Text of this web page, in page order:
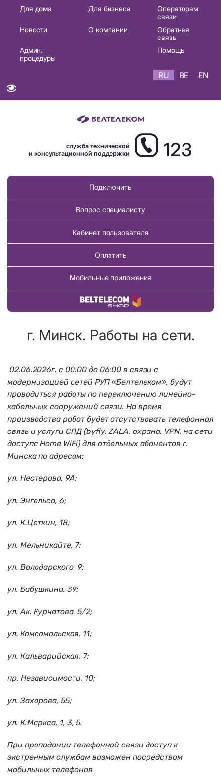
Основная
навигация
Для дома Для бизнеса
Операторам
связи
Новости
О компании
Обратная
связь
Админ.
процедуры
Помощь
RU BE EN
служба технической
и консультационной поддержки
123
Подключить
Вопрос специалисту
Кабинет пользователя
Оплатить
Мобильные приложения
Купить товар
г. Минск. Работы на сети.
02.06.2026г. с 00:00 до 06:00 в связи с
модернизацией сетей РУП «Белтелеком», будут
проводиться работы по переключению линейно-
кабельных сооружений связи. На время
производства работ будет отсутствовать телефонная
связь и услуги СПД (byfly, ZALA, охрана, VPN, на сети
доступа Home WiFi) для отдельных абонентов г.
Минска по адресам:
ул. Нестерова, 9А;
ул. Энгельса, 6;
ул. К.Цеткин, 18;
ул. Мельникайте, 7;
ул. Володарского, 9;
ул. Бабушкина, 39;
ул. Ак. Курчатова, 5/2;
ул. Комсомольская, 11;
ул. Кальварийская, 7;
пр. Независимости, 10;
ул. Захарова, 55;
ул. К.Маркса, 1, 3, 5.
При пропадании телефонной связи доступ к
экстренным службам возможен посредством
мобильных телефонов